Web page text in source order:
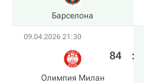
Барселона
09.04.2026 21:30
Олимпия Милан
84 :